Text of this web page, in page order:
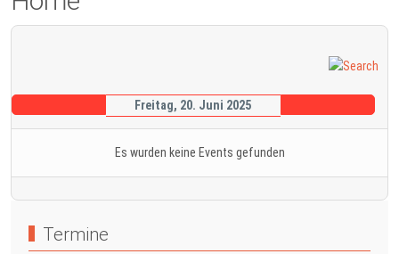
Freitag, 20. Juni 2025
Es wurden keine Events gefunden
Termine